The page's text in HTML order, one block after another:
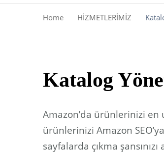
Home HİZMETLERİMİZ
Katalog
Amazon’da ürünlerinizi en
ürünlerinizi Amazon
sayfalarda çıkma şansınızı